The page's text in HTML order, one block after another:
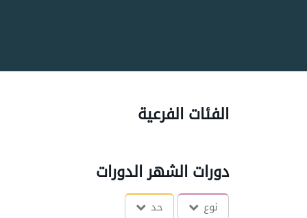
الفئات الفرعية
دورات الشهر الدورات
نوع حد